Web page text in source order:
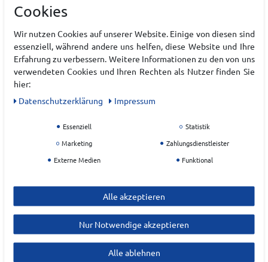
Materialien.
Tagestouren , komfortables und gut belüftetes
Tragesystem , abnehmbarer Hüftgurt ,
Hauptmaterial aus 100 % recyceltem
Polyester
ErgoShape-Schultergurte für optimale
Hauptfach mit Reißverschluss
Front-Tasche mit Reißverschluss
4062218767195
Materialzusammensetzung: Hauptstoff - Material:
100% Polyester (recycelt) Beschichtung: 100%
Polyurethan
Cookies
Wir nutzen Cookies auf unserer Website. Einige von diesen sind
essenziell, während andere uns helfen, diese Website und Ihre
Erfahrung zu verbessern. Weitere Informationen zu den von uns
verwendeten Cookies und Ihren Rechten als Nutzer finden Sie
hier:
Daten­schutz­erklärung
Impressum
Essenziell
Statistik
Marketing
Zahlungsdienstleister
Externe Medien
Funktional
Alle akzeptieren
Nur Notwendige akzeptieren
Alle ablehnen